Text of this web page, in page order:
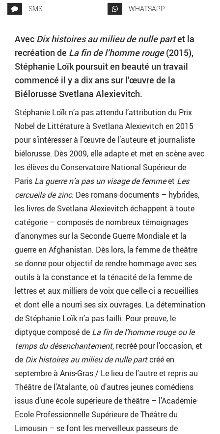
SMS
WHATSAPP
Avec Dix histoires au milieu de nulle partet la
recréation de La fin de l’homme rouge(2015),
Stéphanie Loïk poursuit en beauté un travail
commencé il y a dix ans sur l’œuvre de la
Biélorusse Svetlana Alexievitch.
Stéphanie Loïk n’a pas attendu l’attribution du Prix
Nobel de Littérature à Svetlana Alexievitch en 2015
pour s’intéresser à l’œuvre de l’auteure et journaliste
biélorusse. Dès 2009, elle adapte et met en scène avec
les élèves du Conservatoire National Supérieur de
Paris La guerre n’a pas un visage de femmeet Les
cercueils de zinc. Des romans-documents – hybrides,
les livres de Svetlana Alexievitch échappent à toute
catégorie – composés de nombreux témoignages
d’anonymes sur la Seconde Guerre Mondiale et la
guerre en Afghanistan. Dès lors, la femme de théâtre
se donne pour objectif de rendre hommage avec ses
outils à la constance et la ténacité de la femme de
lettres et aux milliers de voix que celle-ci a recueillies
et dont elle a nourri ses six ouvrages. La détermination
de Stéphanie Loïk n’a pas failli. Pour preuve, le
diptyque composé de La fin de l’homme rouge ou le
temps du désenchantement, recréé pour l’occasion, et
de Dix histoires au milieu de nulle partcréé en
septembre à Anis-Gras / Le lieu de l’autre et repris au
Théâtre de l’Atalante, où d’autres jeunes comédiens
issus d’une école supérieure de théâtre – l’Académie-
Ecole Professionnelle Supérieure de Théâtre du
Limousin – se font les merveilleux passeurs de